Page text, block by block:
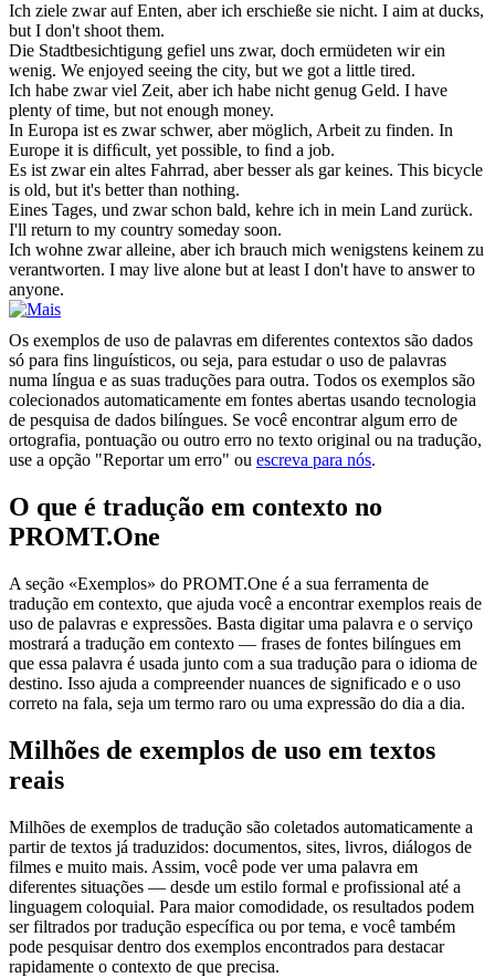
Ich ziele zwarauf Enten, aber ich erschieße sie nicht. I aim at ducks,
but I don't shoot them.
Die Stadtbesichtigung gefiel uns zwar, doch ermüdeten wir ein
wenig. We enjoyed seeing the city, but we got a little tired.
Ich habe zwarviel Zeit, aber ich habe nicht genug Geld. I have
plenty of time, but not enough money.
In Europa ist es zwarschwer, aber möglich, Arbeit zu finden. In
Europe it is difﬁcult, yet possible, to ﬁnd a job.
Es istzwarein altes Fahrrad, aber besser als gar keines. This bicycle
is old, but it's better than nothing.
Eines Tages, und zwarschon bald, kehre ich in mein Land zurück.
I'll return to my country someday soon.
Ich wohne zwaralleine, aber ich brauch mich wenigstens keinem zu
verantworten. I may live alone but at least I don't have to answer to
anyone.
Os exemplos de uso de palavras em diferentes contextos são dados
só para fins linguísticos, ou seja, para estudar o uso de palavras
numa língua e as suas traduções para outra. Todos os exemplos são
colecionados automaticamente em fontes abertas usando tecnologia
de pesquisa de dados bilíngues. Se você encontrar algum erro de
ortografia, pontuação ou outro erro no texto original ou na tradução,
use a opção "Reportar um erro" ou escreva para nós.
O que é tradução em contexto no
PROMT.One
A seção «Exemplos» do PROMT.One é a sua ferramenta de
tradução em contexto, que ajuda você a encontrar exemplos reais de
uso de palavras e expressões. Basta digitar uma palavra e o serviço
mostrará a tradução em contexto — frases de fontes bilíngues em
que essa palavra é usada junto com a sua tradução para o idioma de
destino. Isso ajuda a compreender nuances de significado e o uso
correto na fala, seja um termo raro ou uma expressão do dia a dia.
Milhões de exemplos de uso em textos
reais
Milhões de exemplos de tradução são coletados automaticamente a
partir de textos já traduzidos: documentos, sites, livros, diálogos de
filmes e muito mais. Assim, você pode ver uma palavra em
diferentes situações — desde um estilo formal e profissional até a
linguagem coloquial. Para maior comodidade, os resultados podem
ser filtrados por tradução específica ou por tema, e você também
pode pesquisar dentro dos exemplos encontrados para destacar
rapidamente o contexto de que precisa.